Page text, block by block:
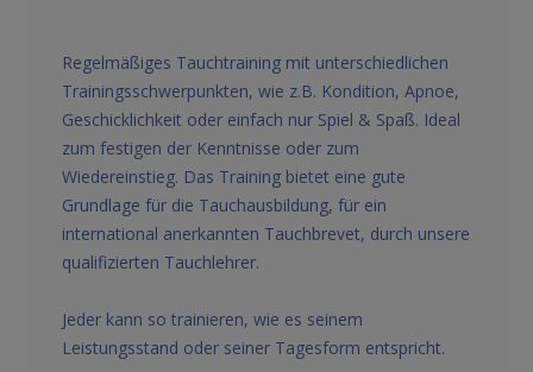
Regelmäßiges Tauchtraining mit unterschiedlichen
Trainingsschwerpunkten, wie z.B. Kondition, Apnoe,
Geschicklichkeit oder einfach nur Spiel & Spaß. Ideal
zum festigen der Kenntnisse oder zum
Wiedereinstieg. Das Training bietet eine gute
Grundlage für die Tauchausbildung, für ein
international anerkannten Tauchbrevet, durch unsere
qualifizierten Tauchlehrer.
Jeder kann so trainieren, wie es seinem
Leistungsstand oder seiner Tagesform entspricht.